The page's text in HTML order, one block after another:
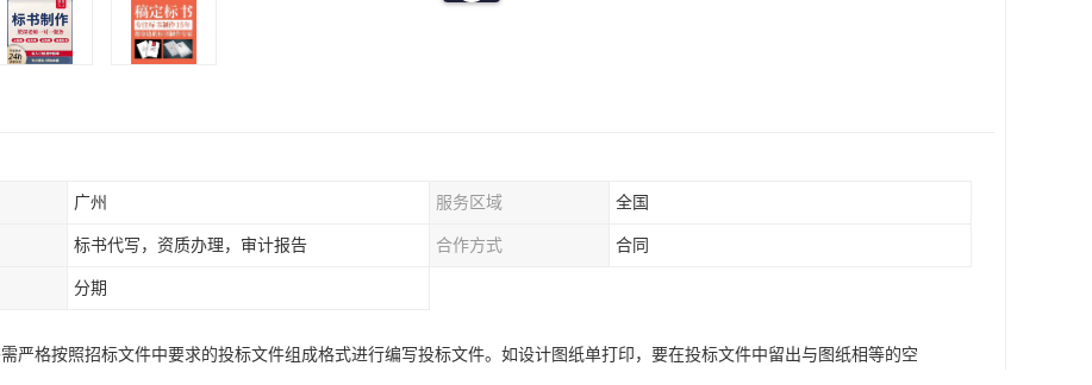
广州 服务区域 全国
标书代写，资质办理，审计报告 合作方式 合同
分期
严格按照招标文件中要求的投标文件组成格式进行编写投标文件。如设计图纸单打印，要在投标文件中留出与图纸相等的空